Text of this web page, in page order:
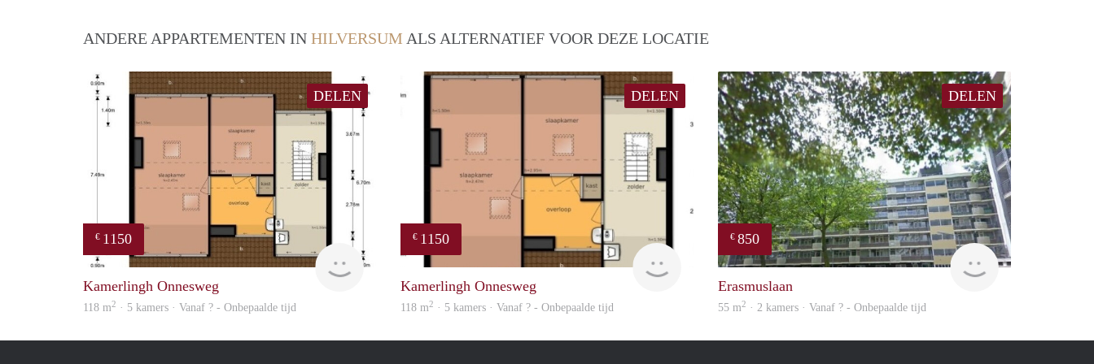
ANDERE APPARTEMENTEN IN HILVERSUM ALS ALTERNATIEF VOOR DEZE LOCATIE
DELEN
€ 1150
finder
Kamerlingh Onnesweg
118 m2 · 5 kamers · Vanaf ? - Onbepaalde tijd
DELEN
€ 1150
Kamerlingh Onnesweg
118 m2 · 5 kamers · Vanaf ? - Onbepaalde tijd
DELEN
€ 850
rent
Erasmuslaan
55 m2 · 2 kamers · Vanaf ? - Onbepaalde tijd